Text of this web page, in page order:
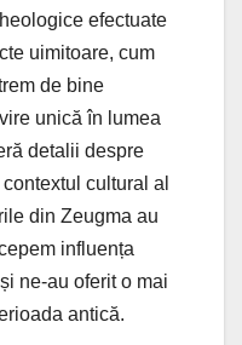
efectuate
uimitoare, cum
de bine
unică în lumea
detalii despre
cultural al
din Zeugma au
influența
ne-au oferit o mai
antică.